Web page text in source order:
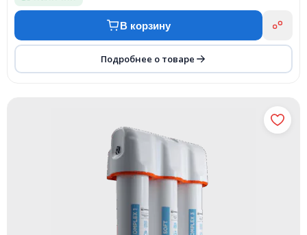
В корзину
Подробнее о товаре